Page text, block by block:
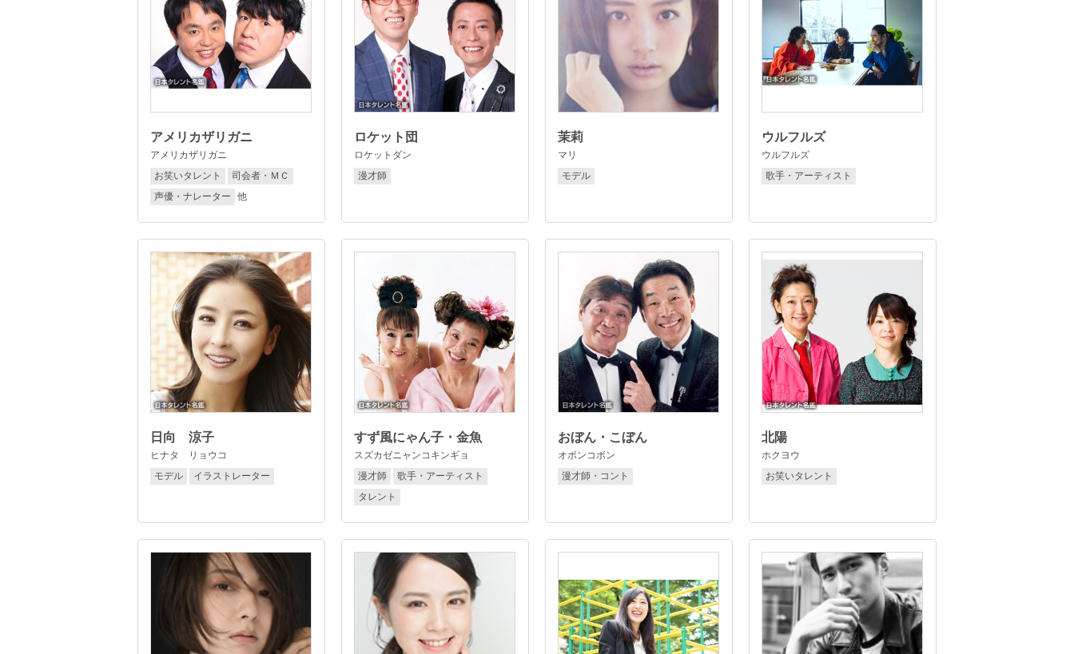
アメリカザリガニ
アメリカザリガニ
お笑いタレント
司会者・ＭＣ
声優・ナレーター
他
ロケット団
ロケットダン
漫才師
茉莉
マリ
モデル
ウルフルズ
ウルフルズ
歌手・アーティスト
日向 涼子
ヒナタ リョウコ
モデル
イラストレーター
すず風にゃん子・金魚
スズカゼニャンコキンギョ
漫才師
歌手・アーティスト
タレント
おぼん・こぼん
オボンコボン
漫才師・コント
北陽
ホクヨウ
お笑いタレント